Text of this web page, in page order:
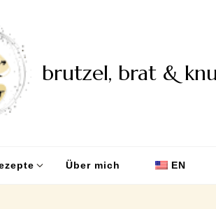
brutzel, brat &
Über mich EN